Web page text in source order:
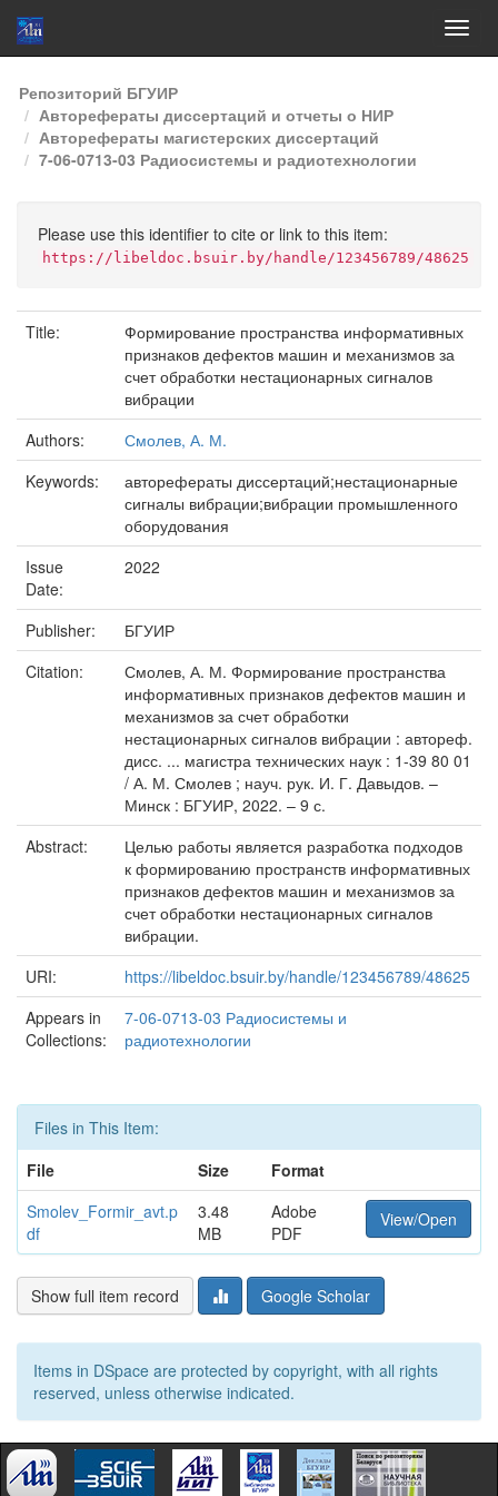
Skip
navigation
Репозиторий БГУИР
Авторефераты диссертаций и отчеты о НИР
Авторефераты магистерских диссертаций
7-06-0713-03 Радиосистемы и радиотехнологии
Please use this identifier to cite or link to this item:
https://libeldoc.bsuir.by/handle/123456789/48625
Title:
Формирование пространства информативных
признаков дефектов машин и механизмов за
счет обработки нестационарных сигналов
вибрации
Authors:
Смолев, А. М.
Keywords:
авторефераты диссертаций;нестационарные
сигналы вибрации;вибрации промышленного
оборудования
Issue
Date:
2022
Publisher:
БГУИР
Citation:
Смолев, А. М. Формирование пространства
информативных признаков дефектов машин и
механизмов за счет обработки
нестационарных сигналов вибрации : автореф.
дисс. ... магистра технических наук : 1-39 80 01
/ А. М. Смолев ; науч. рук. И. Г. Давыдов. –
Минск : БГУИР, 2022. – 9 с.
Abstract:
Целью работы является разработка подходов
к формированию пространств информативных
признаков дефектов машин и механизмов за
счет обработки нестационарных сигналов
вибрации.
URI:
https://libeldoc.bsuir.by/handle/123456789/48625
Appears in
Collections:
7-06-0713-03 Радиосистемы и
радиотехнологии
Files in This Item:
File
Size
Format
Smolev_Formir_avt.p
df
3.48
MB
Adobe
PDF
View/Open
Show full item record Google Scholar
Items in DSpace are protected by copyright, with all rights
reserved, unless otherwise indicated.